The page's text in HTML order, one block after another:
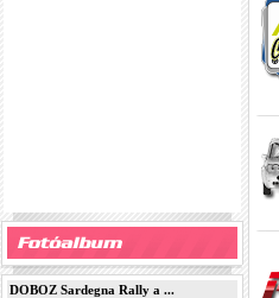
DOBOZ Sardegna Rally a ...